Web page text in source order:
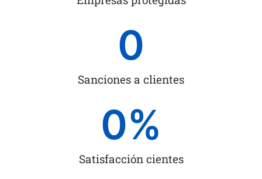
Sanciones a clientes
0
Satisfacción cientes
0%